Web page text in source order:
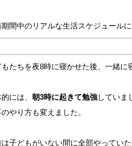
期間中のリアルな生活スケジュール
もたちを夜8時に寝かせた後、一緒に
的には、朝3時に起きて勉強 していま
やり方も変えました。
は子どもがいない間に全部やってい